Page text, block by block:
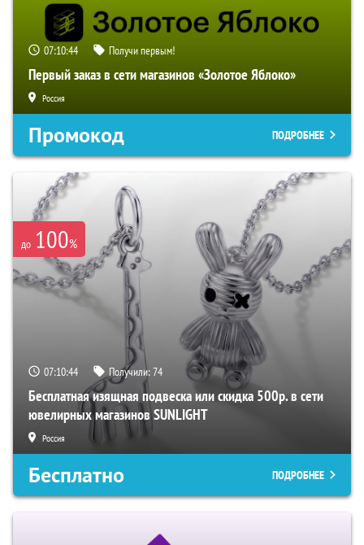
07:10:43 Получи первым!
Первый заказ в сети магазинов «Золотое Яблоко»
Россия
Промокод ПОДРОБНЕЕ
до 100%
07:10:43 Получили:74
Бесплатная изящная подвеска или скидка 500р. в сети
ювелирных магазинов SUNLIGHT
Россия
Бесплатно ПОДРОБНЕЕ